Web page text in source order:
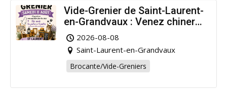
Vide-Grenier de Saint-Laurent-
en-Grandvaux : Venez chiner
pour la bonne cause !
2026-08-08
Saint-Laurent-en-Grandvaux
Brocante/Vide-Greniers